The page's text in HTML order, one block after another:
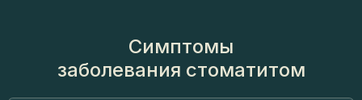
Симптомы
заболевания стоматитом